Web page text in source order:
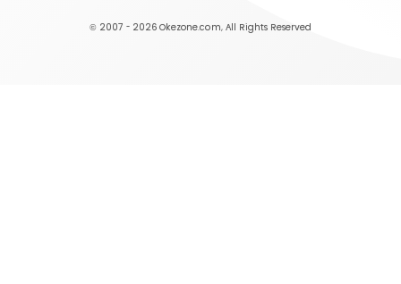
© 2007 - 2026 Okezone.com, All Rights Reserved